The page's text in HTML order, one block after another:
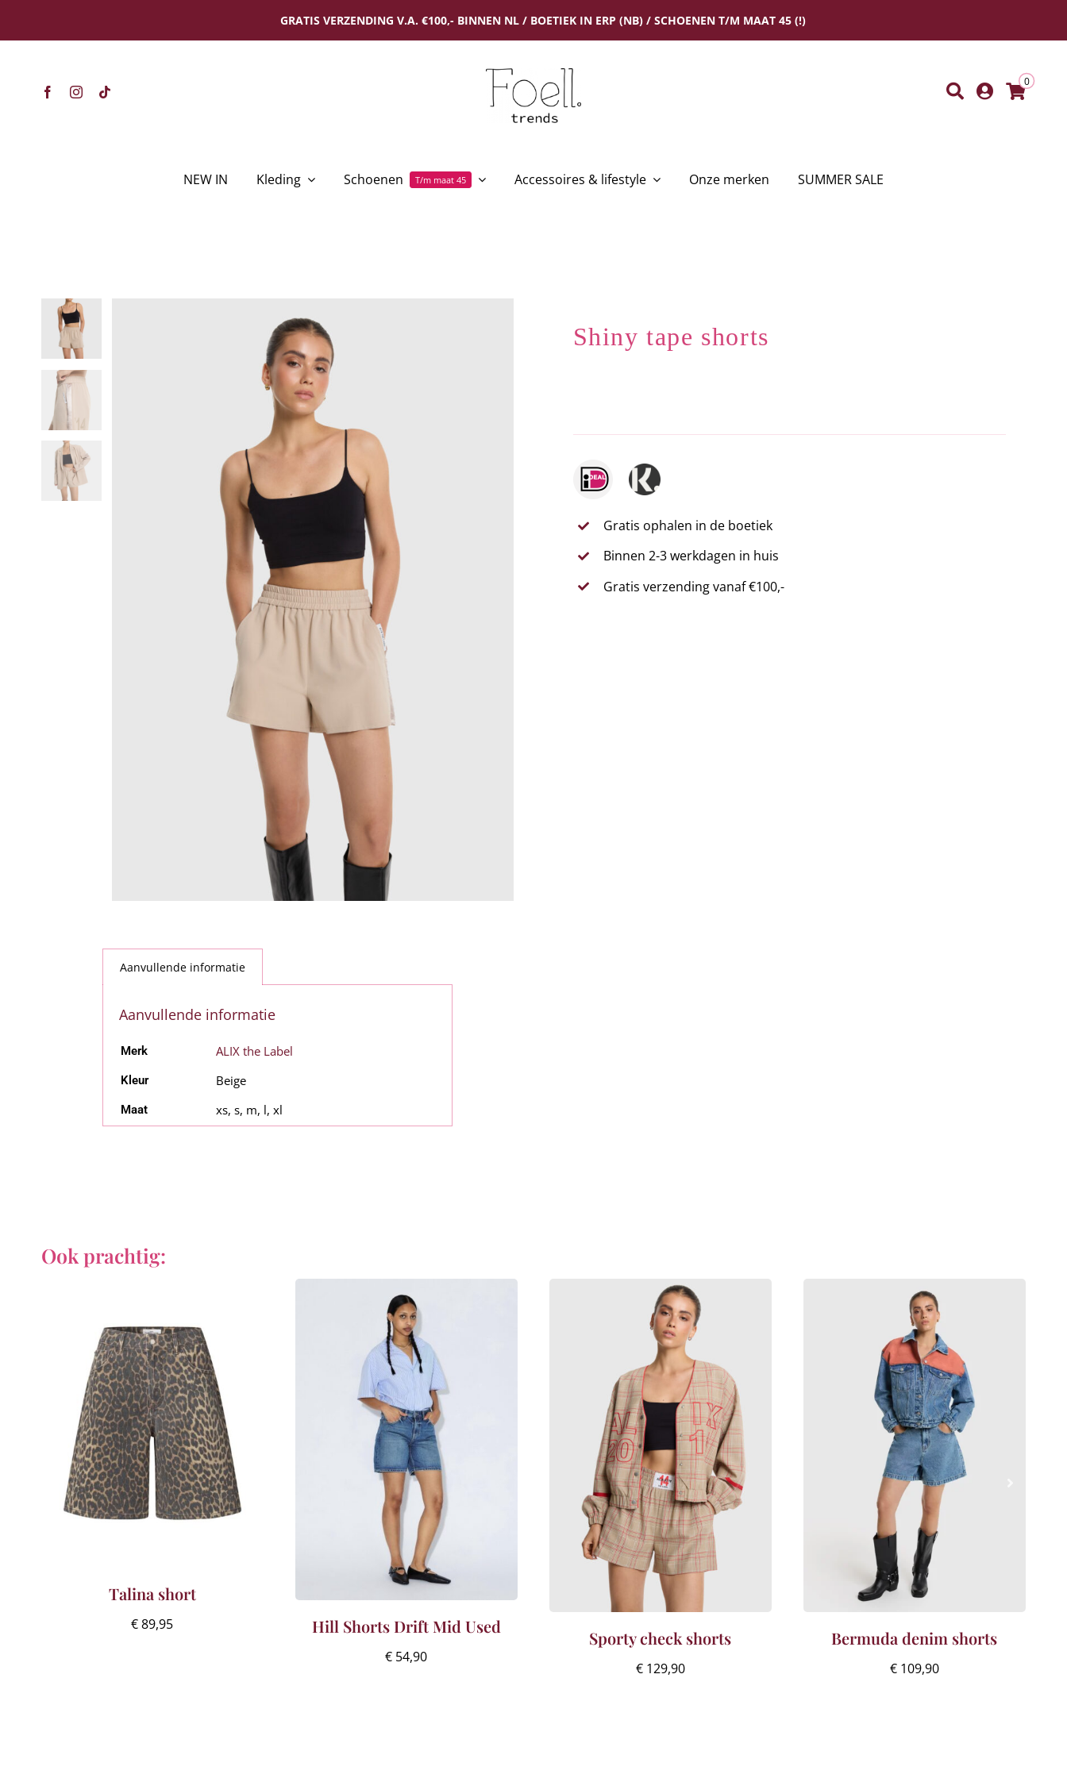
inhoud
GRATIS VERZENDING V.A. €100,- BINNEN NL / BOETIEK IN ERP (NB) / SCHOENEN T/M MAAT 45 (!)
0
NEW IN Kleding Schoenen T/m maat 45 Accessoires & lifestyle Onze merken SUMMER SALE
Aanvullende informatie
Aanvullende informatie
Merk ALIX the Label
Kleur Beige
Maat xs, s, m, l, xl
Shiny tape shorts
Gratis ophalen in de boetiek
Binnen 2-3 werkdagen in huis
Gratis verzending vanaf €100,-
Ook prachtig:
Talina short
€89,95 Hill Shorts Drift Mid Used
€ 54,90
Sporty check shorts
€129,90
Bermuda denim shorts
€109,90